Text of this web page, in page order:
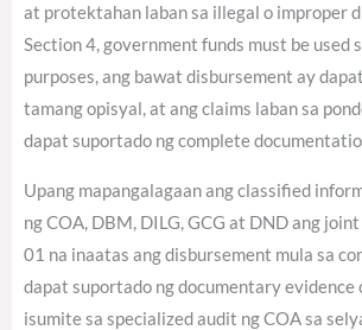
at protektahan laban sa illegal o improper
Section 4, government funds must be used
purposes, ang bawat disbursement ay
tamang opisyal, at ang claims laban sa
dapat suportado ng complete
Upang mapangalagaan ang classified
ng COA, DBM, DILG, GCG at DND ang
01 na inaatas ang disbursement mula sa
dapat suportado ng documentary evidence
isumite sa specialized audit ng COA sa